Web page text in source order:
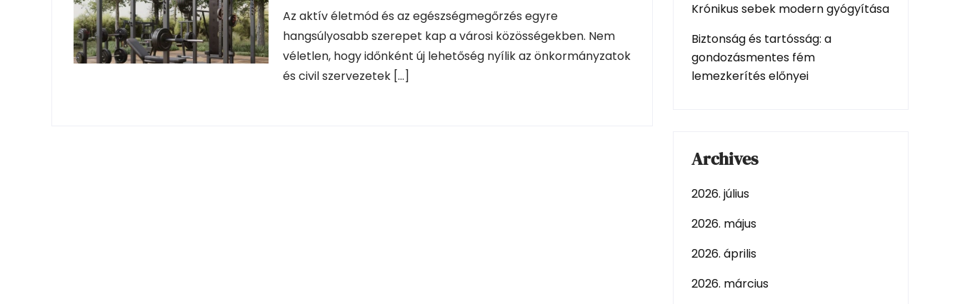
Az aktív életmód és az egészségmegőrzés egyre
hangsúlyosabb szerepet kap a városi közösségekben. Nem
véletlen, hogy időnként új lehetőség nyílik az önkormányzatok
és civil szervezetek […]
Krónikus sebek modern gyógyítása
Biztonság és tartósság: a
gondozásmentes fém
lemezkerítés előnyei
Archives
2026. július
2026. május
2026. április
2026. március